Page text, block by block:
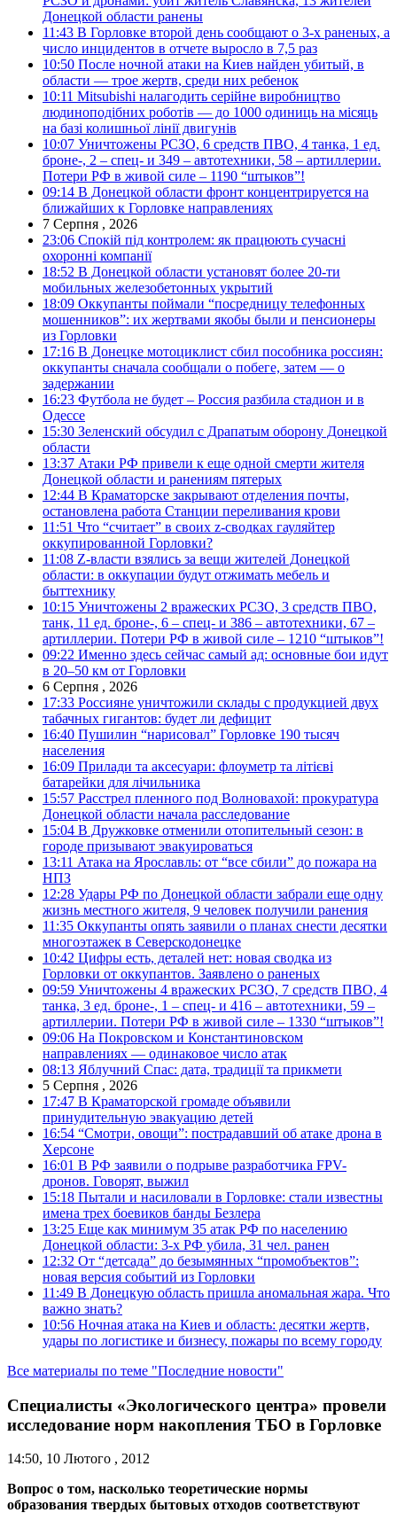
Донецкой области ранены
11:43 В Горловке второй день сообщают о 3-х раненых, а
число инцидентов в отчете выросло в 7,5 раз
10:50 После ночной атаки на Киев найден убитый, в
области — трое жертв, среди них ребенок
10:11 Mitsubishi налагодить серійне виробництво
людиноподібних роботів — до 1000 одиниць на місяць
на базі колишньої лінії двигунів
10:07 Уничтожены РСЗО, 6 средств ПВО, 4 танка, 1 ед.
броне-, 2 – спец- и 349 – автотехники, 58 – артиллерии.
Потери РФ в живой силе – 1190 “штыков”!
09:14 В Донецкой области фронт концентрируется на
ближайших к Горловке направлениях
7 Серпня , 2026
23:06 Спокій під контролем: як працюють сучасні
охоронні компанії
18:52 В Донецкой области установят более 20-ти
мобильных железобетонных укрытий
18:09 Оккупанты поймали “посредницу телефонных
мошенников”: их жертвами якобы были и пенсионеры
из Горловки
17:16 В Донецке мотоциклист сбил пособника россиян:
оккупанты сначала сообщали о побеге, затем — о
задержании
16:23 Футбола не будет – Россия разбила стадион и в
Одессе
15:30 Зеленский обсудил с Драпатым оборону Донецкой
области
13:37 Атаки РФ привели к еще одной смерти жителя
Донецкой области и ранениям пятерых
12:44 В Краматорске закрывают отделения почты,
остановлена работа Станции переливания крови
11:51 Что “считает” в своих z-сводках гауляйтер
оккупированной Горловки?
11:08 Z-власти взялись за вещи жителей Донецкой
области: в оккупации будут отжимать мебель и
быттехнику
10:15 Уничтожены 2 вражеских РСЗО, 3 средств ПВО,
танк, 11 ед. броне-, 6 – спец- и 386 – автотехники, 67 –
артиллерии. Потери РФ в живой силе – 1210 “штыков”!
09:22 Именно здесь сейчас самый ад: основные бои идут
в 20–50 км от Горловки
6 Серпня , 2026
17:33 Россияне уничтожили склады с продукцией двух
табачных гигантов: будет ли дефицит
16:40 Пушилин “нарисовал” Горловке 190 тысяч
населения
16:09 Прилади та аксесуари: флоуметр та літієві
батарейки для лічильника
15:57 Расстрел пленного под Волновахой: прокуратура
Донецкой области начала расследование
15:04 В Дружковке отменили отопительный сезон: в
городе призывают эвакуироваться
13:11 Атака на Ярославль: от “все сбили” до пожара на
НПЗ
12:28 Удары РФ по Донецкой области забрали еще одну
жизнь местного жителя, 9 человек получили ранения
11:35 Оккупанты опять заявили о планах снести десятки
многоэтажек в Северскодонецке
10:42 Цифры есть, деталей нет: новая сводка из
Горловки от оккупантов. Заявлено о раненых
09:59 Уничтожены 4 вражеских РСЗО, 7 средств ПВО, 4
танка, 3 ед. броне-, 1 – спец- и 416 – автотехники, 59 –
артиллерии. Потери РФ в живой силе – 1330 “штыков”!
09:06 На Покровском и Константиновском
направлениях — одинаковое число атак
08:13 Яблучний Спас: дата, традиції та прикмети
5 Серпня , 2026
17:47 В Краматорской громаде объявили
принудительную эвакуацию детей
16:54 “Смотри, овощи”: пострадавший об атаке дрона в
Херсоне
16:01 В РФ заявили о подрыве разработчика FPV-
дронов. Говорят, выжил
15:18 Пытали и насиловали в Горловке: стали известны
имена трех боевиков банды Безлера
13:25 Еще как минимум 35 атак РФ по населению
Донецкой области: 3-х РФ убила, 31 чел. ранен
12:32 От “детсада” до безымянных “промобъектов”:
новая версия событий из Горловки
11:49 В Донецкую область пришла аномальная жара. Что
важно знать?
10:56 Ночная атака на Киев и область: десятки жертв,
удары по логистике и бизнесу, пожары по всему городу
Все материалы по теме "Последние новости"
Специалисты «Экологического центра» провели
исследование норм накопления ТБО в Горловке
14:50, 10 Лютого , 2012
Вопрос о том, насколько теоретические нормы
образования твердых бытовых отходов соответствуют